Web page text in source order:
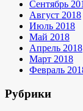
Сентябрь
Август 2018
Июль 2018
Май 2018
Апрель 2018
Март 2018
Февраль
Рубрики